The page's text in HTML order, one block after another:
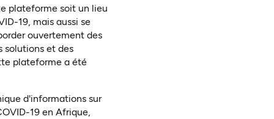
plateforme soit un lieu
19, mais aussi se
ouvertement des
solutions et des
plateforme a été
d'informations sur
19 en Afrique,